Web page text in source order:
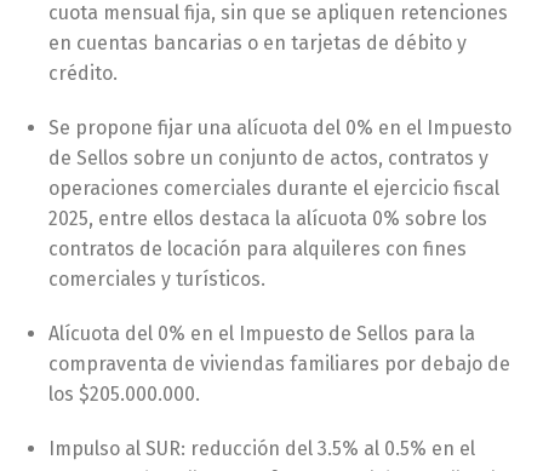
cuota mensual fija, sin que se apliquen retenciones
en cuentas bancarias o en tarjetas de débito y
crédito.
Se propone fijar una alícuota del 0% en el Impuesto
de Sellos sobre un conjunto de actos, contratos y
operaciones comerciales durante el ejercicio fiscal
2025, entre ellos destaca la alícuota 0% sobre los
contratos de locación para alquileres con fines
comerciales y turísticos.
Alícuota del 0% en el Impuesto de Sellos para la
compraventa de viviendas familiares por debajo de
los $205.000.000.
Impulso al SUR: reducción del 3.5% al 0.5% en el